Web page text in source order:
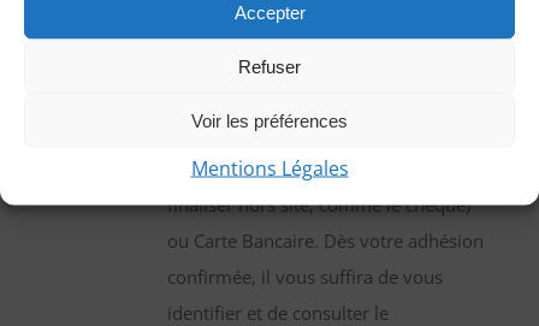
Accepter
Refuser
Voir les préférences
Mentions Légales
Pour adhérer et faire vivre notre
association, nous vous demandons
que vous pouvez régler par chèque,
virement bancaire (démarche à
finaliser hors site, comme le chèque)
ou Carte Bancaire. Dès votre adhésion
confirmée, il vous suffira de vous
identifier et de consulter le